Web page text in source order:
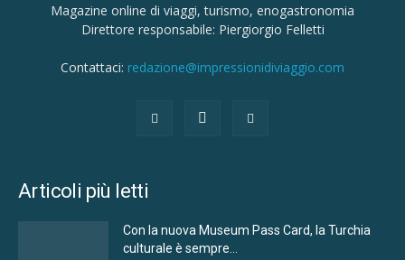
Magazine online di viaggi, turismo, enogastronomia
Direttore responsabile: Piergiorgio Felletti
Contattaci: redazione@impressionidiviaggio.com
Articoli più letti
Con la nuova Museum Pass Card, la Turchia
culturale è sempre...